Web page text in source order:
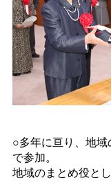
○多年に亘り、地
で参加。
地域のまとめ役と